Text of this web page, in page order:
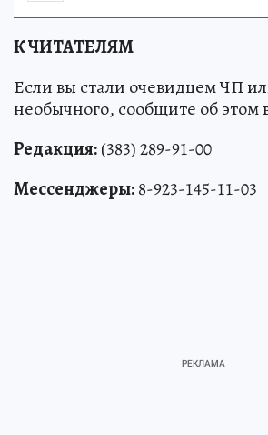
К ЧИТАТЕЛЯМ
Если вы стали очевидцем ЧП
необычного, сообщите об этом
Редакция:(383) 289-91-00
Мессенджеры:8-923-145-11-03